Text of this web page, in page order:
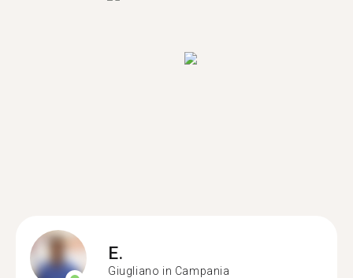
E.
Giugliano in Campania